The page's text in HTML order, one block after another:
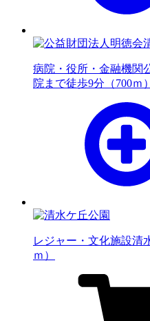
病院・役所・金融機関
院まで徒歩9分（700ｍ）
レジャー・文化施設清
ｍ）